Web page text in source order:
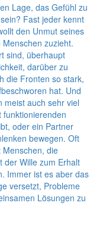
Lage, das Gefühl zu
Fast jeder kennt
den Unmut seines
zuzieht.
sind, überhaupt
darüber zu
die Fronten so stark,
hat. Und
meist auch sehr viel
funktionierenden
oder ein Partner
bewegen. Oft
die
der Wille zum Erhalt
Immer ist es aber das
versetzt, Probleme
Lösungen zu